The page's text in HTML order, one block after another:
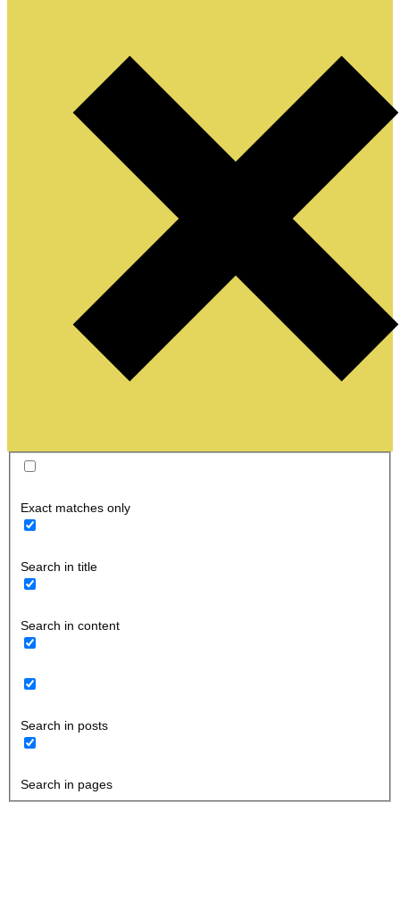
Exact matches only
Search in title
Search in content
Search in posts
Search in pages